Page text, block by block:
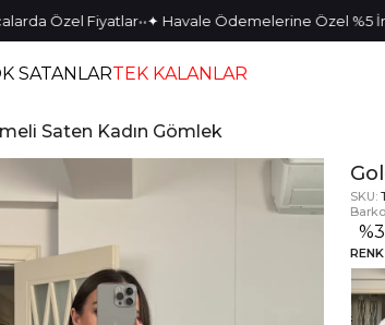
Özel Fiyatlar••✦ Havale Ödemelerine Özel %5 İndirim
SATANLARTEK KALANLAR
Saten Kadın Gömlek
SKU:
%
RENK